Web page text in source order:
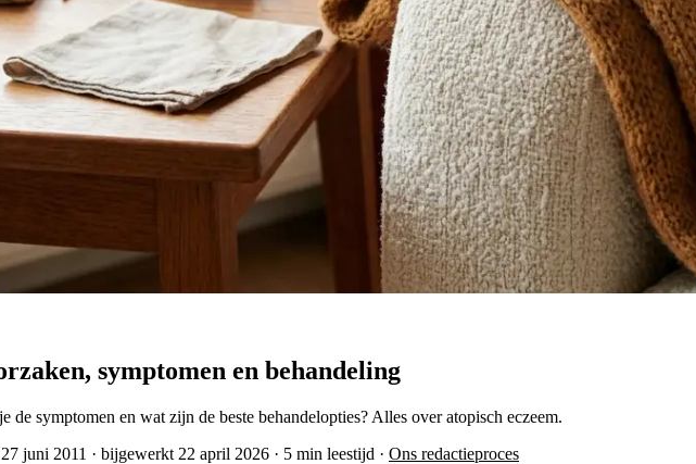
symptomen en behandeling
de symptomen en wat zijn de beste behandelopties? Alles over atopisch eczeem.
juni 2011 · bijgewerkt 22 april 2026 · 5 min leestijd · Ons redactieproces